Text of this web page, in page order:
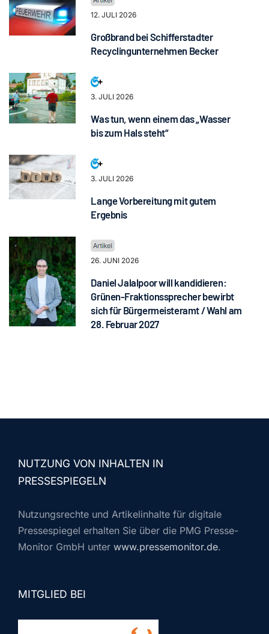
12. JULI 2026
Großbrand bei Schifferstadter
Recyclingunternehmen Becker
3. JULI 2026
Was tun, wenn einem das „Wasser
bis zum Hals steht“
3. JULI 2026
Lange Vorbereitung mit gutem
Ergebnis
26. JUNI 2026
Daniel Jalalpoor will kandidieren:
Grünen-Fraktionssprecher bewirbt
sich für Bürgermeisteramt / Wahl am
28. Februar 2027
NUTZUNG VON INHALTEN IN
PRESSESPIEGELN
Nutzungsrechte und Artikelinhalte für digitale
Pressespiegel erhalten Sie über die PMG Presse-
Monitor GmbH unter www.pressemonitor.de.
MITGLIED BEI